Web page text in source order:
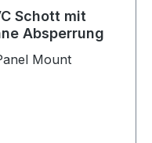
Schott mit
Absperrung
Mount